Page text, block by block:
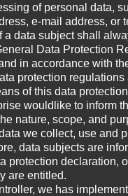
die Erinnerungen an
und das Ich-
beziehen.
Selbstwertauf Wikipedia
oder
des Selbst, der
Sie ist zusammen mit der
für die eigene
und das
Der Gegenbegriff
of personal data,
e-mail address, or
a data subject shall
Data Protection
in accordance with
protection
of this data
wouldlike to inform
nature, scope, and
we collect, use and
data subjects are
protection declaration,
are entitled.
we has